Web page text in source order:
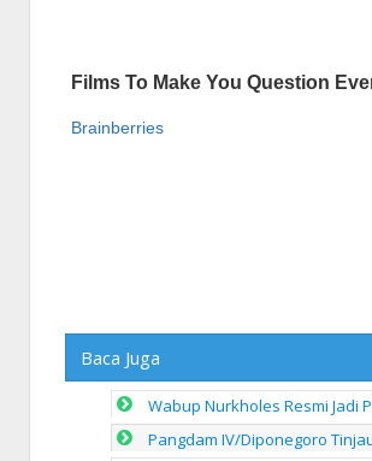
Baca Juga
Wabup Nurkholes Resmi Jadi
Pangdam IV/Diponegoro